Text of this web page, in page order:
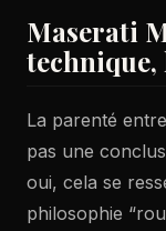
Maserati
technique,
La parenté
pas une
oui, cela se
philosophie